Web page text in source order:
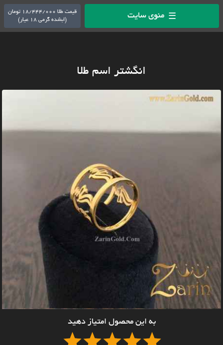
☰ منوی سایت
قیمت طلا 18/444/000 تومان
(ابشده گرمی 18 عیار)
انگشتر اسم طلا
به این محصول امتیاز دهید